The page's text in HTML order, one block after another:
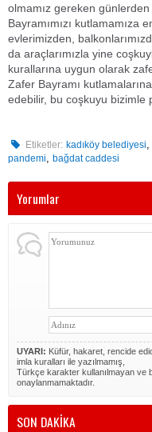
olmamız gereken
Bayramımızı kutlamamıza
evlerimizden,
da araçlarımızla yine
kurallarına uygun olarak
Zafer Bayramı
edebilir, bu coşkuyu bizimle
Etiketler: kadıköy belediyesi
pandemi, bağdat caddesi
Yorumlar
UYARI: Küfür, hakaret, rencide
imla kuralları ile yazılmamış,
Türkçe karakter kullanılmayan ve
onaylanmamaktadır.
SON DAKİKA